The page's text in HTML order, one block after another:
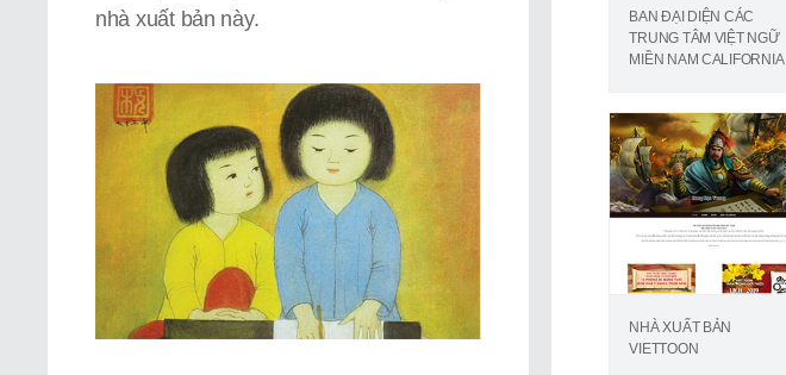
nhà xuất bản này.
BAN ĐẠI DIỆN CÁC
TRUNG TÂM VIỆT NGỮ
MIỀN NAM CALIFORNIA
NHÀ XUẤT BẢN
VIETTOON